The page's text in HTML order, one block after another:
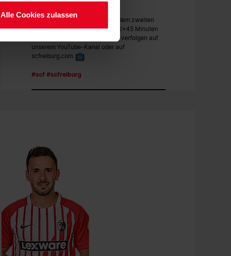
Alle Cookies zulassen
Um 15.30 Uhr geht’s weiter mit dem zweiten
Spiel. Dann werden im Stadion 2x45 Minuten
gekickt. Das Spiel könnt ihr live verfolgen auf
unserem YouTube-Kanal oder auf
scfreiburg.com
#scf #scfreiburg
mit 2:0 durch die Treffer von
@rouvenvuktarnutzer
#scf #scfreiburg
08.08.2026
SC FREIBURG
Das erste Spiel gegen